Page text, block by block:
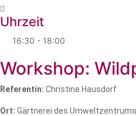
Uhrzeit
16:30 - 18:00
Workshop:
Referentin: Christine Hausdorf
Ort: Gärtnerei des